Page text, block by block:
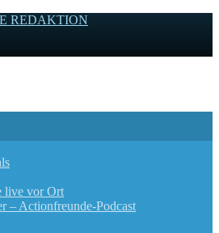
REDAKTION
live vor Ort
– Actionfreunde-Podcast